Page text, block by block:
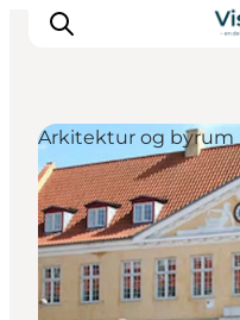
Sommerferie
Oplevelser
Kano
Det sker
Arkitektur og byrum